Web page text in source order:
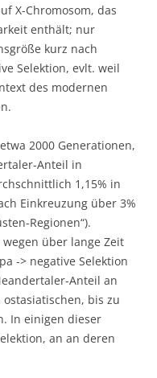
X-Chromosom, das
enthält; nur
kurz nach
Selektion, evlt. weil
des modernen
2000 Generationen,
Anteil in
1,15% in
Einkreuzung über 3%
Regionen“).
über lange Zeit
-> negative Selektion
Anteil an
bis zu
In einigen dieser
an an deren